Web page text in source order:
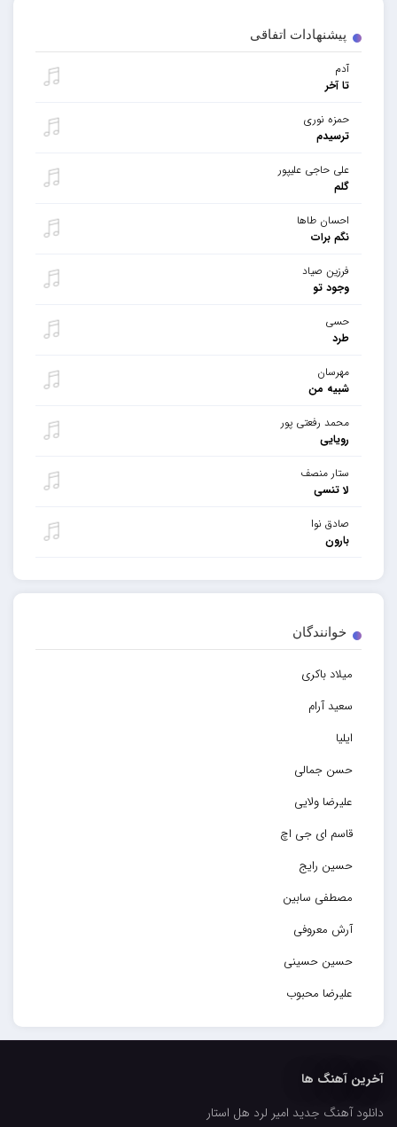
پیشنهادات اتفاقی
آدم
تا آخر
حمزه نوری
ترسیدم
علی حاجی علیپور
گلم
احسان طاها
نگم برات
فرزین صیاد
وجود تو
حسی
طرد
مهرسان
شبیه من
محمد رفعتی پور
رویایی
ستار منصف
لا تنسی
صادق نوا
بارون
خوانندگان
میلاد باکری
سعید آرام
ایلیا
حسن جمالی
علیرضا ولایی
قاسم ای جی اچ
حسین رایج
مصطفی سابین
آرش معروفی
حسین حسینی
علیرضا محبوب
حسین حصارکی
کاپیتان
مجید رضوی
آخرین آهنگ ها
دانلود آهنگ جدید امیر لرد هل استار